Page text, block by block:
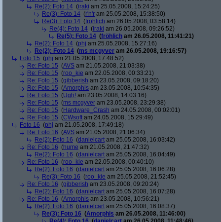
Re(2): Foto 14 (iraki am 25.05.2008, 15:24:25)
Re(3): Foto 14 (r'n'r am 25.05.2008, 15:38:50)
Re(3): Foto 14 (fröhlich am 26.05.2008, 03:58:14)
Re(4): Foto 14 (iraki am 26.05.2008, 09:26:52)
Re(5): Foto 14 (fröhlich am 26.05.2008, 11:41:21)
Re(2): Foto 14 (phj am 25.05.2008, 15:27:16)
Re(2): Foto 14 (ms mcgyver am 26.05.2008, 19:16:57)
Foto 15 (phj am 21.05.2008, 17:48:52)
Re: Foto 15 (AVS am 21.05.2008, 21:03:38)
Re: Foto 15 (roo_kie am 22.05.2008, 00:33:21)
Re: Foto 15 (gibberish am 23.05.2008, 09:18:20)
Re: Foto 15 (Amorphis am 23.05.2008, 10:54:35)
Re: Foto 15 (Ugh! am 23.05.2008, 14:03:16)
Re: Foto 15 (ms mcgyver am 23.05.2008, 23:29:38)
Re: Foto 15 (Hardware_Crash am 24.05.2008, 00:02:01)
Re: Foto 15 (CWsoft am 24.05.2008, 15:29:49)
Foto 16 (phj am 21.05.2008, 17:49:18)
Re: Foto 16 (AVS am 21.05.2008, 21:06:34)
Re(2): Foto 16 (danielcart am 25.05.2008, 16:03:42)
Re: Foto 16 (hume am 21.05.2008, 21:47:32)
Re(2): Foto 16 (danielcart am 25.05.2008, 16:04:49)
Re: Foto 16 (roo_kie am 22.05.2008, 00:40:10)
Re(2): Foto 16 (danielcart am 25.05.2008, 16:06:28)
Re(3): Foto 16 (roo_kie am 25.05.2008, 21:52:45)
Re: Foto 16 (gibberish am 23.05.2008, 09:20:24)
Re(2): Foto 16 (danielcart am 25.05.2008, 16:07:28)
Re: Foto 16 (Amorphis am 23.05.2008, 10:56:21)
Re(2): Foto 16 (danielcart am 25.05.2008, 16:08:37)
Re(3): Foto 16 (Amorphis am 26.05.2008, 11:46:00)